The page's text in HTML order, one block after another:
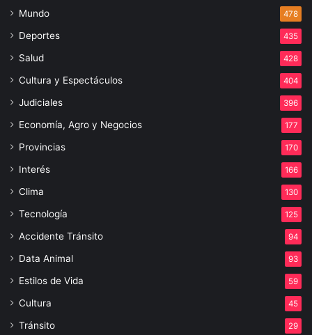
Mundo 478
Deportes 435
Salud 428
Cultura y Espectáculos 404
Judiciales 396
Economía, Agro y Negocios 177
Provincias 170
Interés 166
Clima 130
Tecnología 125
Accidente Tránsito 94
Data Animal 93
Estilos de Vida 59
Cultura 45
Tránsito 29